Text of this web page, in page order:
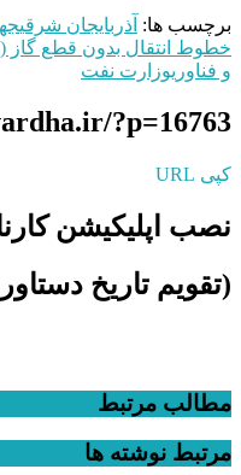
برچسب ها: آذربایجان شرقی
خطوط انتقال بدون قطع گاز
و فناوریوزارت نفت
?p=16763
کپی URL
نصب اپلیکیشن
(تقویم تاریخ
مطالب مرتبط
مرتبط نوشته ها